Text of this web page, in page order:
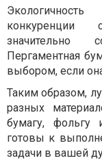
конкуренции
значительно
Пергаментная
выбором, если
Таким образом,
разных
бумагу, фольгу
готовы к
задачи в вашей